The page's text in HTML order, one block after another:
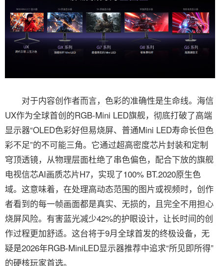
对于内容创作者而言，色彩的准确性是生命线。海信
UX作为全球首创的RGB-Mini LED旗舰，彻底打破了高端
显示器“OLED色彩好但易烧屏、普通Mini LED寿命长但色
彩不足”的不可能三角。它通过超高密度芯片封装和定制
穹顶透镜，从物理层面杜绝了串色偏色，配合下放的旗舰
电视信芯AI画质芯片H7，实现了100% BT.2020原生色
域。这意味着，在处理高动态范围的图片或视频时，创作
者看到的每一帧画面都是真实、无损的，且完全不用担心
烧屏风险。有害蓝光减少42%的护眼设计，让长时间的创
作过程更加舒适。这台将于9月全球首发的终极设备，无
疑是2026年RGB-MiniLED显示器推荐中追求“所见即所得”
的硬核玩家首选。